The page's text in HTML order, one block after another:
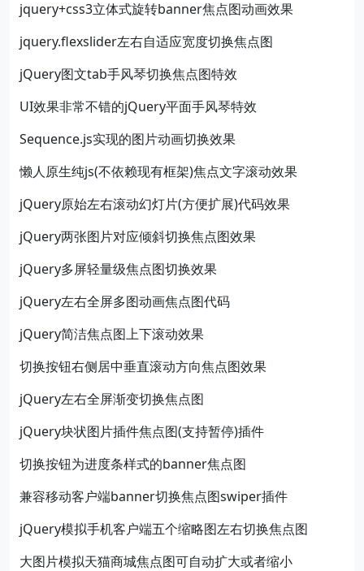
jquery+css3立体式旋转banner焦点图动画效果
jquery.flexslider左右自适应宽度切换焦点图
jQuery图文tab手风琴切换焦点图特效
UI效果非常不错的jQuery平面手风琴特效
Sequence.js实现的图片动画切换效果
懒人原生纯js(不依赖现有框架)焦点文字滚动效果
jQuery原始左右滚动幻灯片(方便扩展)代码效果
jQuery两张图片对应倾斜切换焦点图效果
jQuery多屏轻量级焦点图切换效果
jQuery左右全屏多图动画焦点图代码
jQuery简洁焦点图上下滚动效果
切换按钮右侧居中垂直滚动方向焦点图效果
jQuery左右全屏渐变切换焦点图
jQuery块状图片插件焦点图(支持暂停)插件
切换按钮为进度条样式的banner焦点图
兼容移动客户端banner切换焦点图swiper插件
jQuery模拟手机客户端五个缩略图左右切换焦点图
大图片模拟天猫商城焦点图可自动扩大或者缩小